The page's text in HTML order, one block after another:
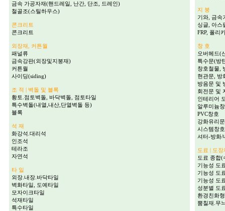
금속 가공자재(핸드레일, 난간, 단조, 드레인)
철골조(스틸하우스)
콘크리트
콘크리트
외장재, 커튼월
패널류
금속강판(외장및지붕재)
커튼월
사이딩(siding)
조 적 | 벽돌 및 블록
황토.점토벽돌, 바닥벽돌, 점토타일
특수벽돌(내열,내산,단열벽돌 등)
블록
석 재
화강석.대리석
인조석
테라조
자연석
타 일
외장.내장.바닥타일
벽화타일, 도예타일
모자이크타일
석재타일
특수타일
지 붕
기와, 금속
싱글, 아스
FRP, 폴리
창 호
오버헤드(
특수문(방
창호철물,
현관문, 방
방음문 및
회전문 및
인테리어
알루미늄
PVC창호
강화유리
시스템창
셔터-방화/
도료 | 도장
도료 종합(
기능성 도
기능성 도
기능성 도
성분별 도
환경친화
뿜칠재.무